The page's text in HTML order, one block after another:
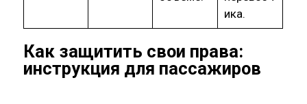
ика.
Как защитить свои права:
инструкция для пассажиров